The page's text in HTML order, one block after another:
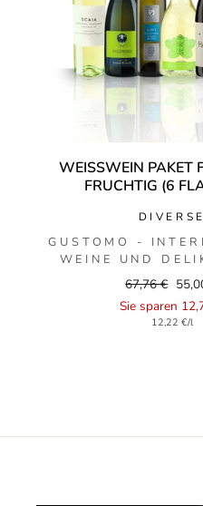
WEISSWEIN PAKET
RUCHTIG (6
DIVERSE
GUSTOMO -
WEINE UND
Regular
price
67,76 € Sale
price
Sie sparen
12,22 €/l